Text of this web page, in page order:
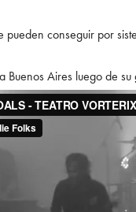
pueden conseguir por
Buenos Aires luego de